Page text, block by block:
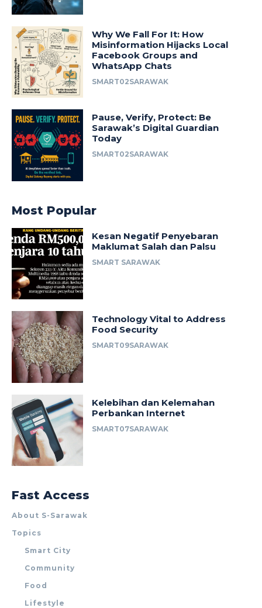
Why We Fall For It: How
Misinformation Hijacks Local
Facebook Groups and
WhatsApp Chats
SMART02SARAWAK
Pause, Verify, Protect: Be
Sarawak’s Digital Guardian
Today
SMART02SARAWAK
Most Popular
Kesan Negatif Penyebaran
Maklumat Salah dan Palsu
SMART SARAWAK
Technology Vital to Address
Food Security
SMART09SARAWAK
Kelebihan dan Kelemahan
Perbankan Internet
SMART07SARAWAK
Fast Access
About S-Sarawak
Topics
Smart City
Community
Food
Lifestyle